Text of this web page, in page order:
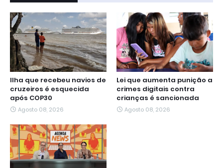
Ilha que recebeu navios de
cruzeiros é esquecida
após COP30
Agosto 08, 2026
Lei que aumenta punição a
crimes digitais contra
crianças é sancionada
Agosto 08, 2026